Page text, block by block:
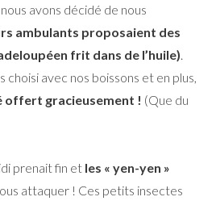
avons décidé de nous
ambulants proposaient des
frit dans de l’huile)
choisi avec nos boissons et en plus,
offert gracieusement ! (Que du
prenait fin et les « yen-yen »
attaquer ! Ces petits insectes